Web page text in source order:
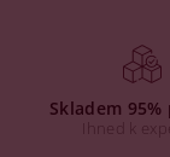
Skladem
Ihned k